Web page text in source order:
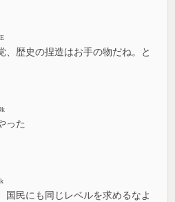
、歴史の捏造はお手の物だね。と
った
国民にも同じレベルを求めるなよ